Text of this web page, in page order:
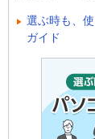
選ぶ時も、
ガイド